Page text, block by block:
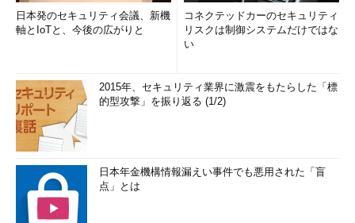
日本発のセキュリティ会議、新機
軸とIoTと、今後の広がりと
コネクテッドカーのセキュリティ
リスクは制御システムだけではな
い
2015年、セキュリティ業界に激震をもたらした「標
的型攻撃」を振り返る (1/2)
日本年金機構情報漏えい事件でも悪用された「盲
点」とは